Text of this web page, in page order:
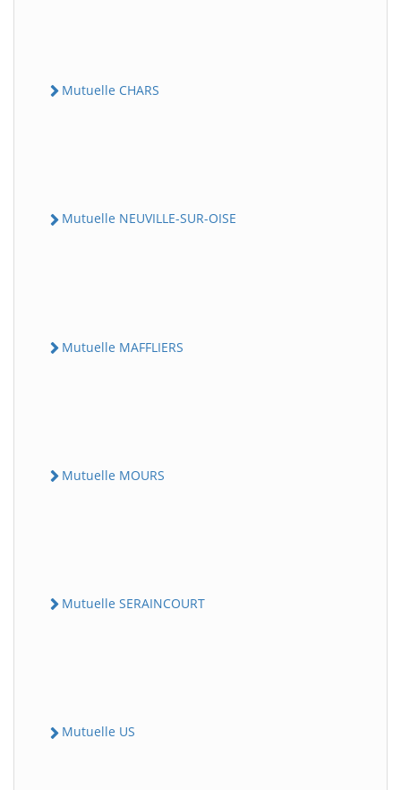
Mutuelle CHARS
Mutuelle NEUVILLE-SUR-OISE
Mutuelle MAFFLIERS
Mutuelle MOURS
Mutuelle SERAINCOURT
Mutuelle US